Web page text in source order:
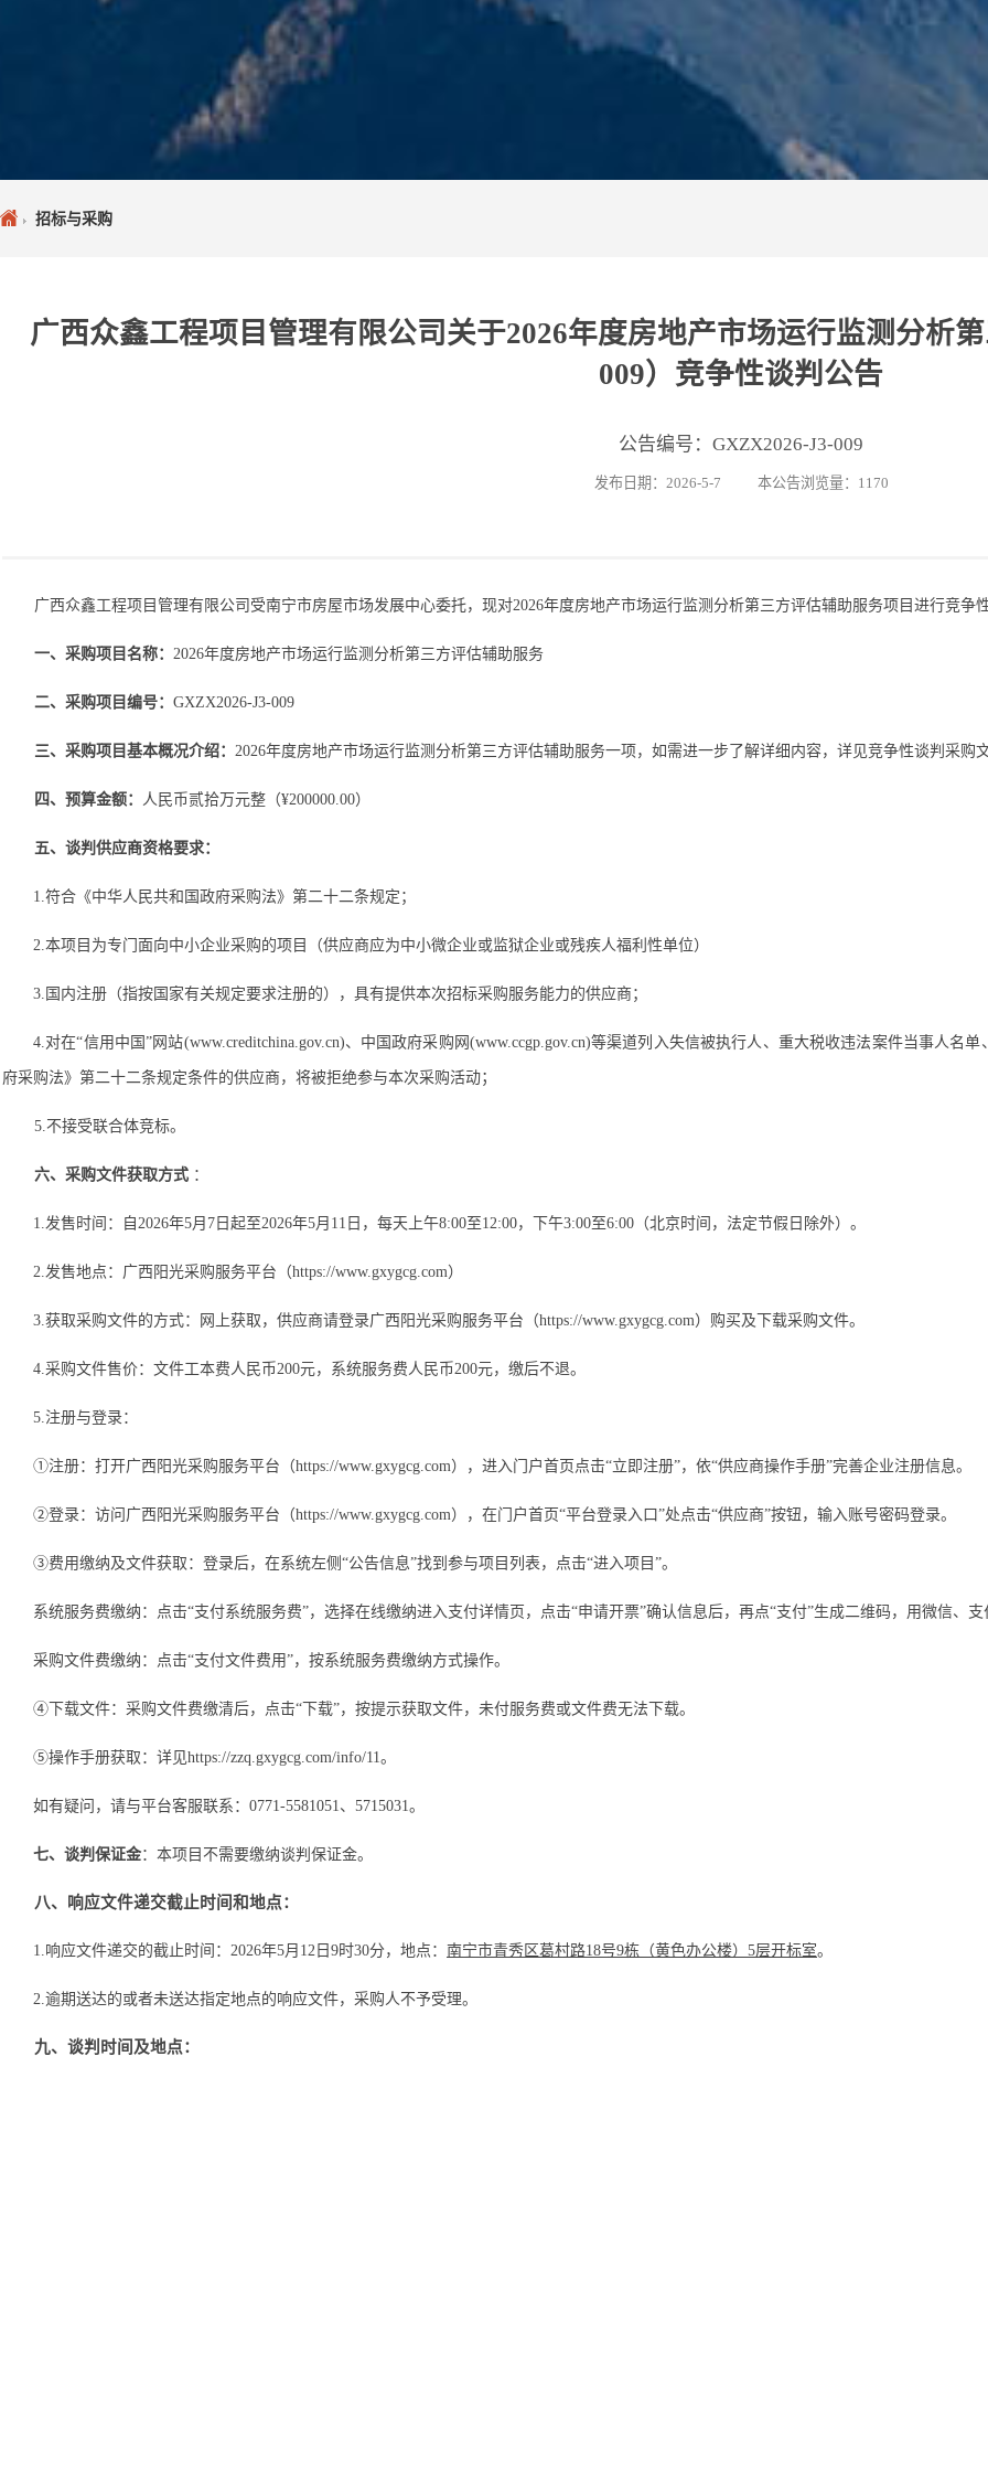
招标与采购
广西众鑫工程项目管理有限公司关于2026年度房地产市场运行监测分析
009）竞争性谈判公告
公告编号：GXZX2026-J3-009
发布日期：2026-5-7 本公告浏览量：1170
广西众鑫工程项目管理有限公司 受南宁市房屋市场发展中心委托， 现对2026年度房地产市场运行监测分析第三方评估辅助服务项目 进行竞争
一、采购项目名称： 2026年度房地产市场运行监测分析第三方评估辅助服务
二、采购项目编号： GXZX2026-J3-009
三、采购项目基本概况介绍： 2026年度房地产市场运行监测分析第三方评估辅助服务一项，如需进一步了解详细内容，详见竞争性谈判采购文
四、预算金额： 人民币贰拾万元整（¥200000.00）
五、谈判供应商资格要求：
1 符合《中华人民共和国政府采购法》第二十二条规定；
2 本项目为专门面向中小企业采购的项目（供应商应为中小微企业或监狱企业或残疾人福利性单位）
3 国内注册（指按国家有关规定要求注册的），具有提供本次招标采购服务能力的供应商；
4 对在“信用中国”网站(www.creditchina.gov.cn)、中国政府采购网(www.ccgp.gov.cn)等渠道列入失信被执行人、重大税收违法案件当事人
府采购法》第二十二条规定条件的供应商，将被拒绝参与本次采购活动；
5. 不接受联合体竞标。
六、采购文件获取方式 ：
1.发售 时间：自 2026年5月 7 日起至2026年5月 11 日，每天上午8:00至12:00，下午3:00至6:00（北京时间，法定节假日除外）。
2.发售地点： 广西阳光采购服务平台（https://www.gxygcg.com）
3.获取采购文件的方式：网上获取， 供应商请登录广西阳光采购服务平台（https://www.gxygcg.com） 购买及下载采购文件。
4.采购文件售价： 文件工本费人民币200元，系统服务费人民币200元，缴后不退。
5. 注册与登录：
①注册：打开广西阳光采购服务平台（https://www.gxygcg.com），进入门户首页点击“立即注册”，依“供应商操作手册”完善企业注册信息。
②登录：访问广西阳光采购服务平台（https://www.gxygcg.com） ， 在门户首页“平台登录入口”处点击“供应商”按钮，输入账号密码登录。
③费用缴纳及文件获取：登录后，在系统左侧“公告信息”找到参与项目列表，点击“进入项目”。
系统服务费缴纳：点击“支付系统服务费”， 选择在线缴纳进入支付详情页，点击“申请开票”确认信息后，再点“支付”生成二维码，用微信、支
采购文件费缴纳：点击“支付文件费用”，按系统服务费缴纳方式操作。
④下载文件：采购文件费缴清后，点击“下载”，按提示获取文件，未付服务费或文件费无法下载。
⑤操作手册获取：详见https://zzq.gxygcg.com/info/11。
如有疑问，请与平台客服联系： 0771-5581051、5715031。
七、谈判保证金：本项目不需要缴纳谈判保证金。
八、 响应文件递交截止时间和地点：
1 响应文件递交的截止时间 ： 2026年5月 12 日 9时30分，地点 ： 南宁市青秀区葛村路18号9栋（黄色办公楼）5层开标室。
2 逾期送达的或者未送达指定地点的响应文件，采购人不予受理。
九、谈判时间及地点：